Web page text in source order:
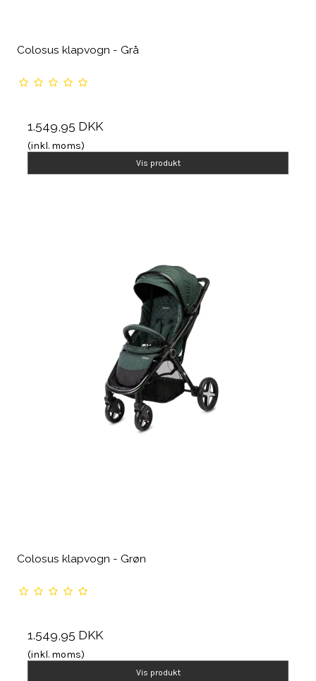
Colosus klapvogn - Grå
1.549,95 DKK
(inkl. moms)
Vis produkt
Colosus klapvogn - Grøn
1.549,95 DKK
(inkl. moms)
Vis produkt